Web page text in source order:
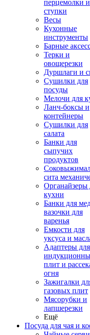
перцемолки и
ступки
Весы
Кухонные
инструменты
Барные
Терки и
овощерезки
Дуршлаги и
Сушилки для
посуды
Мелочи для
Ланч-боксы и
контейнеры
Сушилки для
салата
Банки для
сыпучих
продуктов
сита
Органайзеры
кухни
Банки для
вазочки для
варенья
Емкости для
уксуса и
Адаптеры для
плит и
огня
Зажигалки
газовых плит
Мясорубки и
лапшерезки
Ещё
Посуда для чая и